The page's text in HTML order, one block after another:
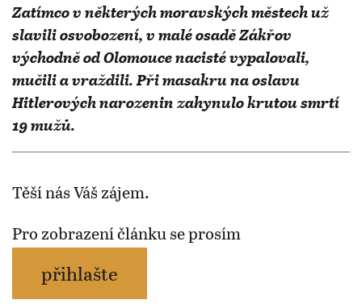
Zatímco v některých moravských městech už
slavili osvobození, v malé osadě Zákřov
východně od Olomouce nacisté vypalovali,
mučili a vraždili. Při masakru na oslavu
Hitlerových narozenin zahynulo krutou smrtí
19 mužů.
Těší nás Váš zájem.
Pro zobrazení článku se prosím
přihlašte